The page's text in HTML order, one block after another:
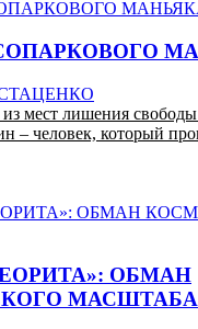
СТАЦЕНКО
из мест лишения
– человек, который
ОБМАН
МАСШТАБА